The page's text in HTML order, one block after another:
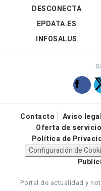
DESCONECTA
EPDATA.ES
INFOSALUS
Contacto Aviso legal
Oferta de
Política de
Configuración de
Portal de actualidad y